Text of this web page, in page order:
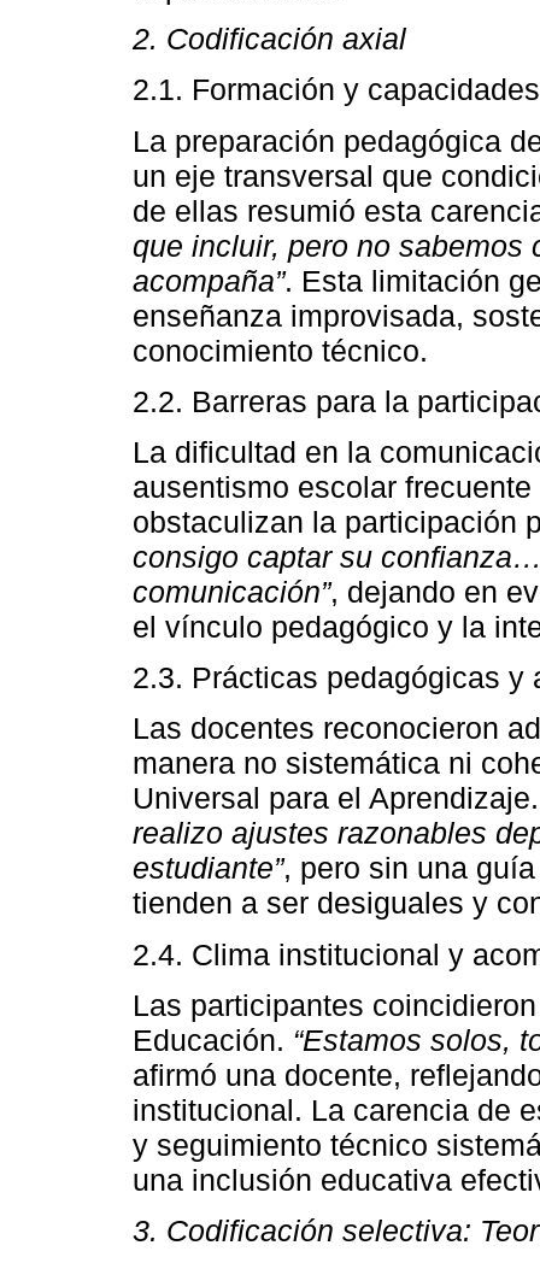
2. Codificación axial
2.1. Formación y
La preparación pedagógica
un eje transversal que
de ellas resumió esta
que incluir, pero no sabemos
acompaña”. Esta limitación
enseñanza improvisada,
conocimiento técnico.
2.2. Barreras para la
La dificultad en la
ausentismo escolar
obstaculizan la participación
consigo captar su
comunicación”, dejando en
el vínculo pedagógico y la
2.3. Prácticas pedagógicas y
Las docentes reconocieron
manera no sistemática ni
Universal para el
realizo ajustes razonables
estudiante”, pero sin una
tienden a ser desiguales y
2.4. Clima institucional y
Las participantes
Educación. “Estamos solos,
afirmó una docente,
institucional. La carencia de
y seguimiento técnico
una inclusión educativa
3. Codificación selectiva: